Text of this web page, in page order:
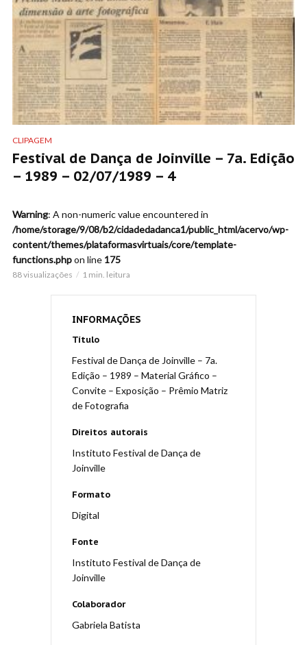
CLIPAGEM
Festival de Dança de Joinville – 7a. Edição
– 1989 – 02/07/1989 – 4
Warning: A non-numeric value encountered in
/home/storage/9/08/b2/cidadedadanca1/public_html/acervo/wp-
content/themes/plataformasvirtuais/core/template-
functions.phpon line 175
88 visualizações 1 min. leitura
INFORMAÇÕES
Título
Festival de Dança de Joinville – 7a.
Edição – 1989 – Material Gráfico –
Convite – Exposição – Prêmio Matriz
de Fotografia
Direitos autorais
Instituto Festival de Dança de
Joinville
Formato
Digital
Fonte
Instituto Festival de Dança de
Joinville
Colaborador
Gabriela Batista